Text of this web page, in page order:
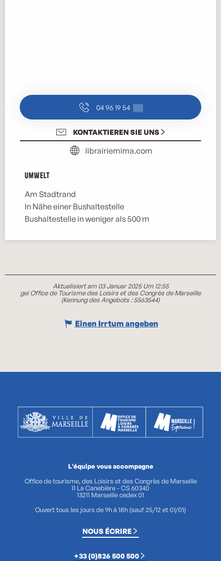
04 96 19 54 ▒▒
KONTAKTIEREN SIE UNS
librairiemima.com
Umwelt
Umwelt
Am Stadtrand
In Nähe einer Bushaltestelle
Bushaltestelle in weniger als 500 m
Aktualisiert am 03 Januar 2025 Um 12:55
gei Office de Tourisme des Loisirs et des Congrès de Marseille
(Kennung des Angebots :5563544)
Einen Irrtum angeben
L'équipe vous accompagne
Office de tourisme, des Loisirs et des Congrès de Marseille
11 La Canebière - CS 60340
13211 Marseille cedex 01
Ouvert tous les jours de 9h à 18h (sauf 25/12 et 01/01)
NOUS ÉCRIRE
+33 (0)826 500 500